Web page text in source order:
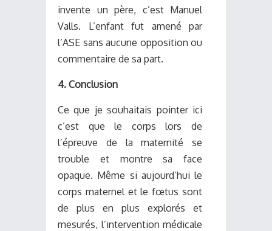
invente un père, c’est Manuel
Valls. L’enfant fut amené par
l’ASE sans aucune opposition ou
commentaire de sa part.
4. Conclusion
Ce que je souhaitais pointer ici
c’est que le corps lors de
l’épreuve de la maternité se
trouble et montre sa face
opaque. Même si aujourd’hui le
corps maternel et le fœtus sont
de plus en plus explorés et
mesurés, l’intervention médicale